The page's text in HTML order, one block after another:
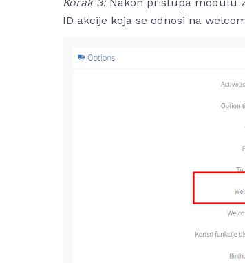
ID akcije koja se odnosi na